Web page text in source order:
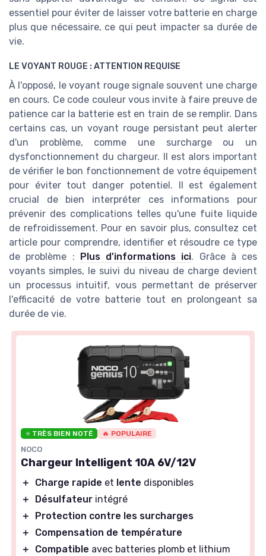
essentiel pour éviter de laisser votre batterie en charge
plus que nécessaire, ce qui peut impacter sa durée de
vie.
LE VOYANT ROUGE : ATTENTION REQUISE
À l'opposé, le voyant rouge signale souvent une charge
en cours. Ce code couleur vous invite à faire preuve de
patience car la batterie est en train de se remplir. Dans
certains cas, un voyant rouge persistant peut alerter
d'un problème, comme une surcharge ou un
dysfonctionnement du chargeur. Il est alors important
de vérifier le bon fonctionnement de votre équipement
pour éviter tout danger potentiel. Il est également
crucial de bien interpréter ces informations pour
prévenir des complications telles qu'une fuite liquide
de refroidissement. Pour en savoir plus, consultez cet
article pour comprendre, identifier et résoudre ce type
de problème : Plus d'informations ici. Grâce à ces
voyants simples, le suivi du niveau de charge devient
un processus intuitif, vous permettant de préserver
l'efficacité de votre batterie tout en prolongeant sa
durée de vie.
⭐ TRÈS BIEN NOTÉ 🔥 POPULAIRE
NOCO
Chargeur Intelligent 10A 6V/12V
＋ Charge rapide et lente disponibles
＋
Désulfateur intégré
＋
Protection contre les surcharges
＋
Compensation de température
＋
Compatible avec batteries plomb et lithium